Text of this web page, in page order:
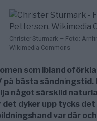
Christer Sturmark – Foto:
Wikimedia Commons
som ibland
på bästa sändningstid.
något särskild
det dyker upp tycks det
var där